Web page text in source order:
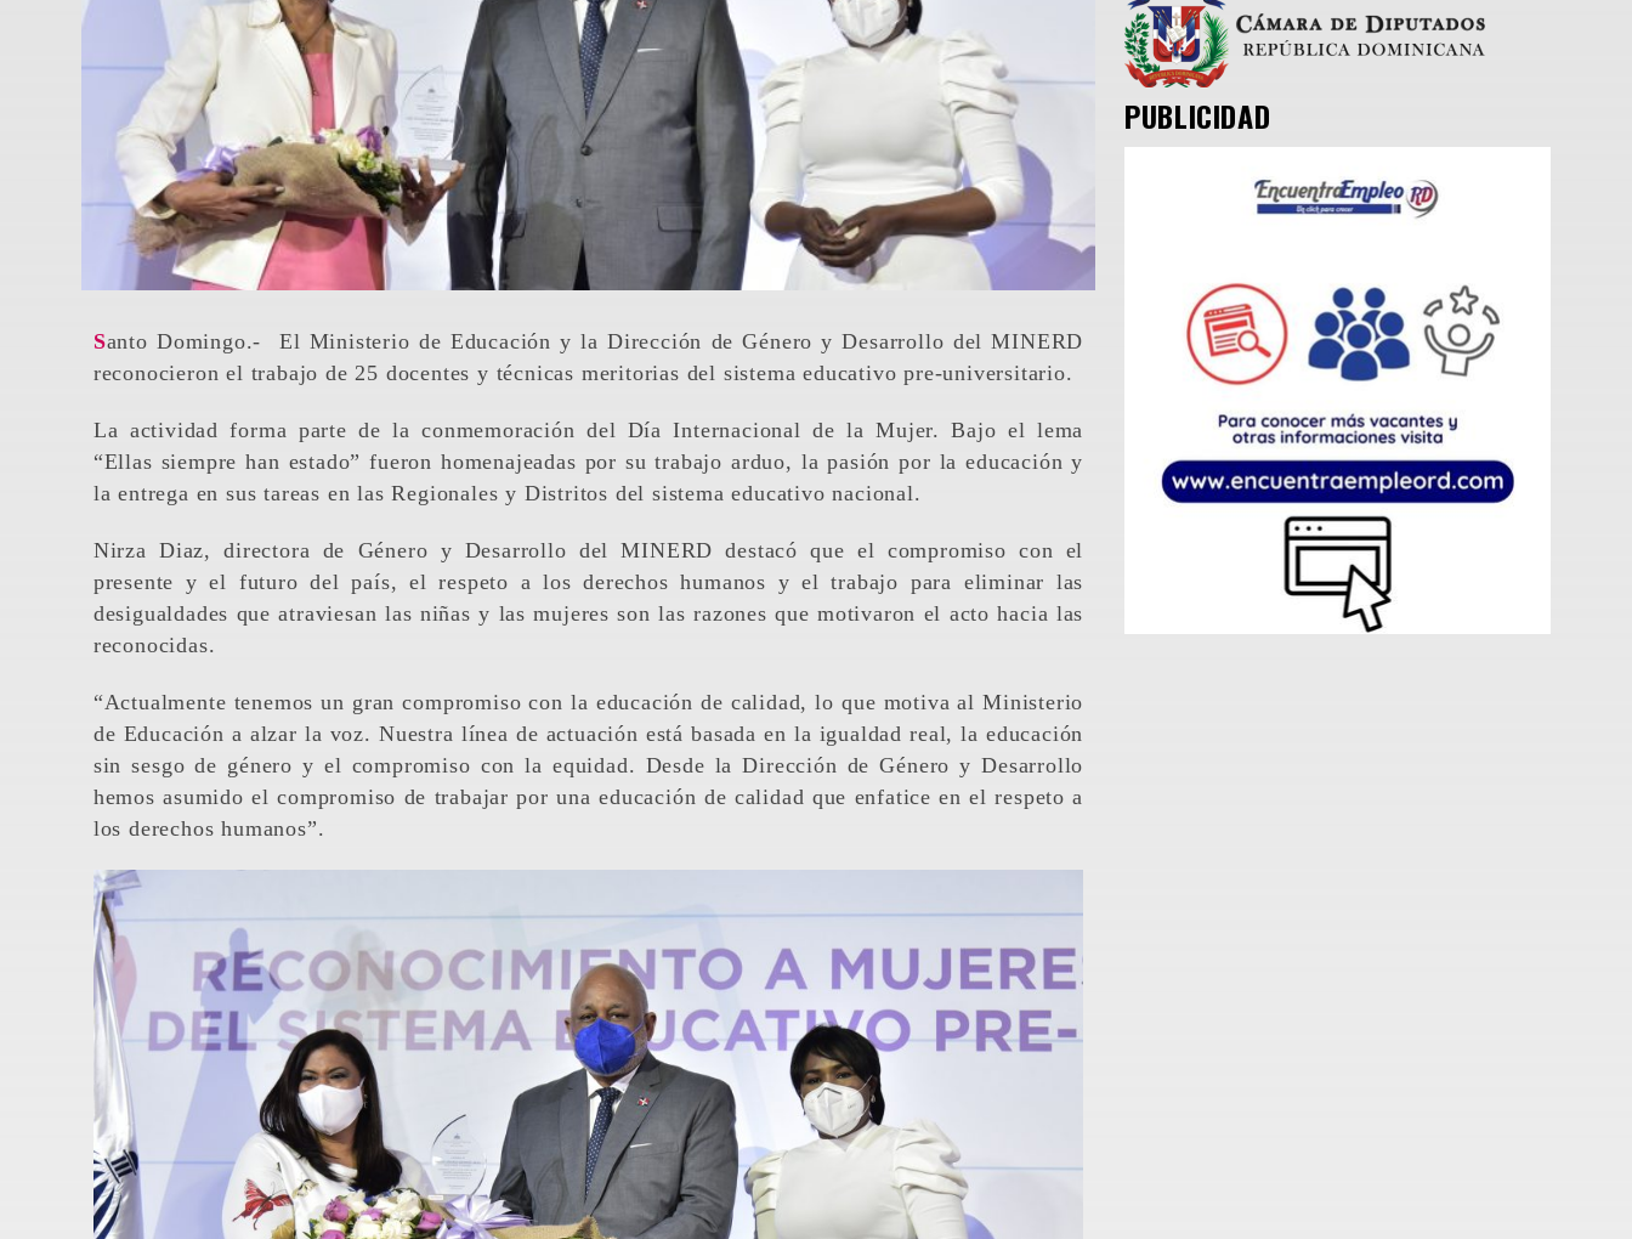
Santo Domingo.- El Ministerio de Educación y la Dirección de Género y Desarrollo del MINERD
reconocieron el trabajo de 25 docentes y técnicas meritorias del sistema educativo pre-universitario.
La actividad forma parte de la conmemoración del Día Internacional de la Mujer. Bajo el lema
“Ellas siempre han estado” fueron homenajeadas por su trabajo arduo, la pasión por la educación y
la entrega en sus tareas en las Regionales y Distritos del sistema educativo nacional.
Nirza Diaz, directora de Género y Desarrollo del MINERD destacó que el compromiso con el
presente y el futuro del país, el respeto a los derechos humanos y el trabajo para eliminar las
desigualdades que atraviesan las niñas y las mujeres son las razones que motivaron el acto hacia las
reconocidas.
“Actualmente tenemos un gran compromiso con la educación de calidad, lo que motiva al Ministerio
de Educación a alzar la voz. Nuestra línea de actuación está basada en la igualdad real, la educación
sin sesgo de género y el compromiso con la equidad. Desde la Dirección de Género y Desarrollo
hemos asumido el compromiso de trabajar por una educación de calidad que enfatice en el respeto a
los derechos humanos”.
PUBLICIDAD